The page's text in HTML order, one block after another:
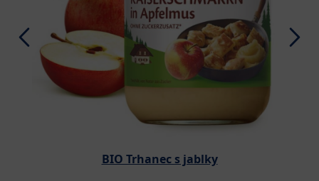
BIO Trhanec s jablky